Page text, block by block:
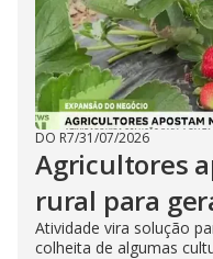
DO R7/31/07/2026
Agricultores
rural para
Atividade vira solução
colheita de algumas